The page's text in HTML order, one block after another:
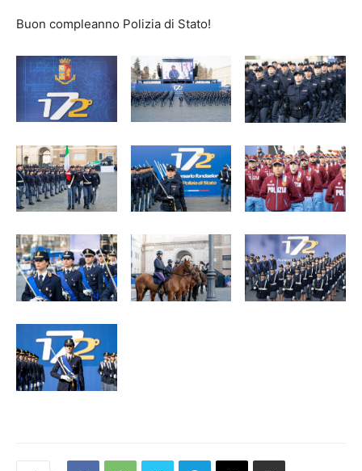
Buon compleanno Polizia di Stato!